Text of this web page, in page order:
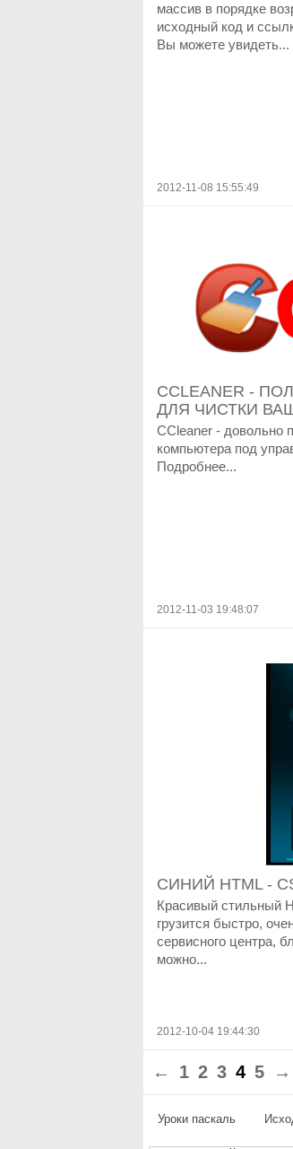
массив в порядке
исходный код и
Вы можете увидеть...
2012-11-08 15:55:49
CCLEANER -
ДЛЯ ЧИСТКИ
CCleaner - довольно
компьютера под
Подробнее...
2012-11-03 19:48:07
СИНИЙ HTML -
Красивый стильный
грузится быстро,
сервисного центра,
можно...
2012-10-04 19:44:30
← 1 2 3 4 5 →
Уроки паскаль